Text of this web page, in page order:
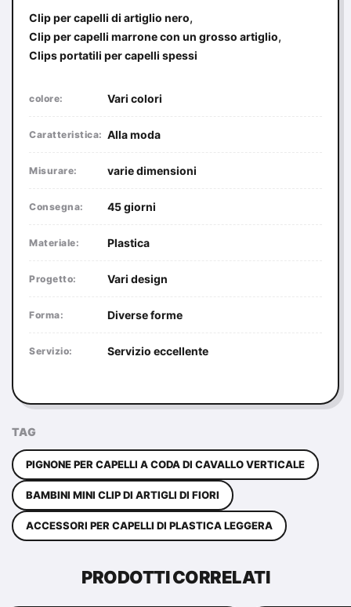
Clip per capelli di artiglio nero,
Clip per capelli marrone con un grosso artiglio,
Clips portatili per capelli spessi
colore: Vari colori
Caratteristica: Alla moda
Misurare: varie dimensioni
Consegna: 45 giorni
Materiale: Plastica
Progetto: Vari design
Forma: Diverse forme
Servizio: Servizio eccellente
TAG
PIGNONE PER CAPELLI A CODA DI CAVALLO VERTICALE
BAMBINI MINI CLIP DI ARTIGLI DI FIORI
ACCESSORI PER CAPELLI DI PLASTICA LEGGERA
PRODOTTI CORRELATI